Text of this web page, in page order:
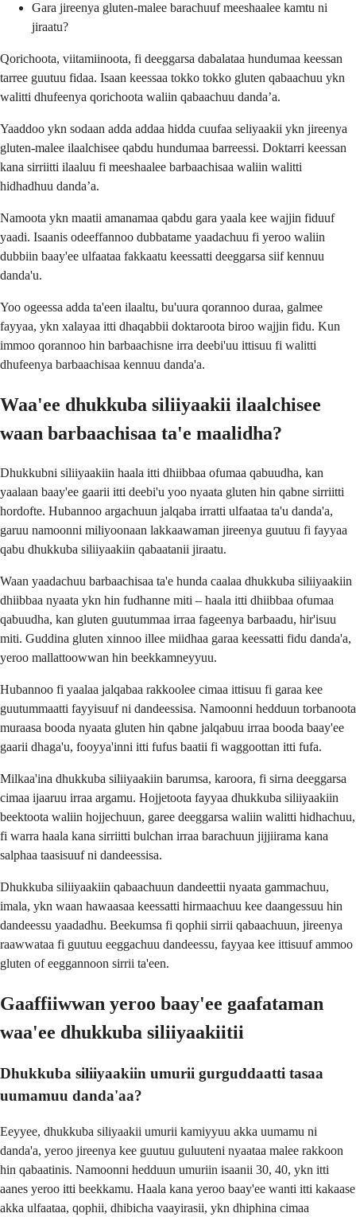
Gara jireenya gluten-malee barachuuf meeshaalee kamtu ni
jiraatu?
Qorichoota, viitamiinoota, fi deeggarsa dabalataa hundumaa keessan
tarree guutuu fidaa. Isaan keessaa tokko tokko gluten qabaachuu ykn
walitti dhufeenya qorichoota waliin qabaachuu danda’a.
Yaaddoo ykn sodaan adda addaa hidda cuufaa seliyaakii ykn jireenya
gluten-malee ilaalchisee qabdu hundumaa barreessi. Doktarri keessan
kana sirriitti ilaaluu fi meeshaalee barbaachisaa waliin walitti
hidhadhuu danda’a.
Namoota ykn maatii amanamaa qabdu gara yaala kee wajjin fiduuf
yaadi. Isaanis odeeffannoo dubbatame yaadachuu fi yeroo waliin
dubbiin baay'ee ulfaataa fakkaatu keessatti deeggarsa siif kennuu
danda'u.
Yoo ogeessa adda ta'een ilaaltu, bu'uura qorannoo duraa, galmee
fayyaa, ykn xalayaa itti dhaqabbii doktaroota biroo wajjin fidu. Kun
immoo qorannoo hin barbaachisne irra deebi'uu ittisuu fi walitti
dhufeenya barbaachisaa kennuu danda'a.
Waa'ee dhukkuba siliiyaakii ilaalchisee
waan barbaachisaa ta'e maalidha?
Dhukkubni siliiyaakiin haala itti dhiibbaa ofumaa qabuudha, kan
yaalaan baay'ee gaarii itti deebi'u yoo nyaata gluten hin qabne sirriitti
hordofte. Hubannoo argachuun jalqaba irratti ulfaataa ta'u danda'a,
garuu namoonni miliyoonaan lakkaawaman jireenya guutuu fi fayyaa
qabu dhukkuba siliiyaakiin qabaatanii jiraatu.
Waan yaadachuu barbaachisaa ta'e hunda caalaa dhukkuba siliiyaakiin
dhiibbaa nyaata ykn hin fudhanne miti – haala itti dhiibbaa ofumaa
qabuudha, kan gluten guutummaa irraa fageenya barbaadu, hir'isuu
miti. Guddina gluten xinnoo illee miidhaa garaa keessatti fidu danda'a,
yeroo mallattoowwan hin beekkamneyyuu.
Hubannoo fi yaalaa jalqabaa rakkoolee cimaa ittisuu fi garaa kee
guutummaatti fayyisuuf ni dandeessisa. Namoonni hedduun torbanoota
muraasa booda nyaata gluten hin qabne jalqabuu irraa booda baay'ee
gaarii dhaga'u, fooyya'inni itti fufus baatii fi waggoottan itti fufa.
Milkaa'ina dhukkuba siliiyaakiin barumsa, karoora, fi sirna deeggarsa
cimaa ijaaruu irraa argamu. Hojjetoota fayyaa dhukkuba siliiyaakiin
beektoota waliin hojjechuun, garee deeggarsa waliin walitti hidhachuu,
fi warra haala kana sirriitti bulchan irraa barachuun jijjiirama kana
salphaa taasisuuf ni dandeessisa.
Dhukkuba siliiyaakiin qabaachuun dandeettii nyaata gammachuu,
imala, ykn waan hawaasaa keessatti hirmaachuu kee daangessuu hin
dandeessu yaadadhu. Beekumsa fi qophii sirrii qabaachuun, jireenya
raawwataa fi guutuu eeggachuu dandeessu, fayyaa kee ittisuuf ammoo
gluten of eeggannoon sirrii ta'een.
Gaaffiiwwan yeroo baay'ee gaafataman
waa'ee dhukkuba siliiyaakiitii
Dhukkuba siliiyaakiin umurii gurguddaatti tasaa
uumamuu danda'aa?
Eeyyee, dhukkuba siliyaakii umurii kamiyyuu akka uumamu ni
danda'a, yeroo jireenya kee guutuu guluuteni nyaataa malee rakkoon
hin qabaatinis. Namoonni hedduun umuriin isaanii 30, 40, ykn itti
aanes yeroo itti beekkamu. Haala kana yeroo baay'ee wanti itti kakaase
akka ulfaataa, qophii, dhibicha vaayirasii, ykn dhiphina cimaa